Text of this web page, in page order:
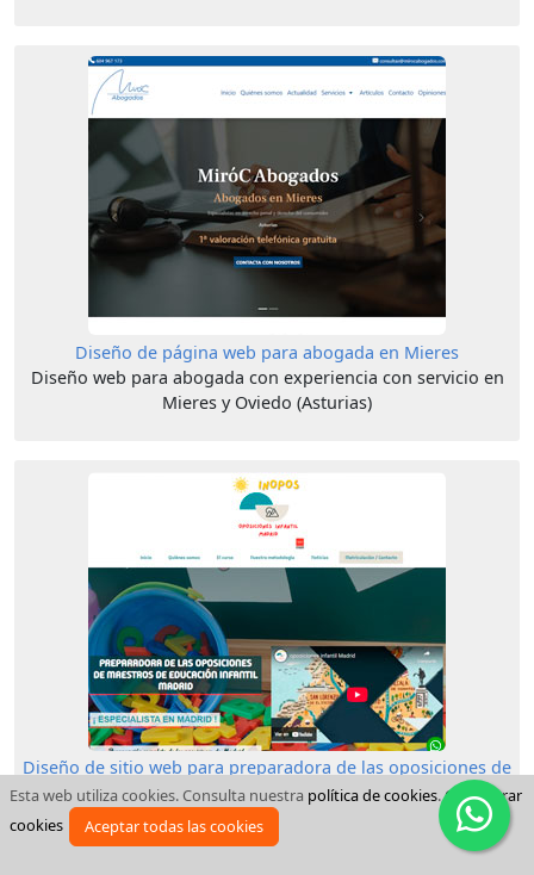
Diseño de página web para abogada en Mieres
Diseño web para abogada con experiencia con servicio en
Mieres y Oviedo (Asturias)
Diseño de sitio web para preparadora de las oposiciones de
maestros de Educación Infantil en Madrid
Diseño con información sobre la preparación completa de
estas oposiciones en Madrid con un curso presencial y
Esta web utiliza cookies. Consulta nuestra política de cookies.Configurar
cookies
Aceptar todas las cookies